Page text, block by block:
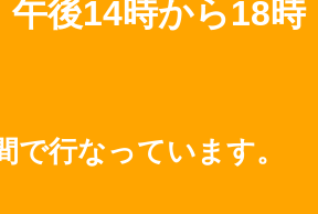
後14時から18時
行なっています。